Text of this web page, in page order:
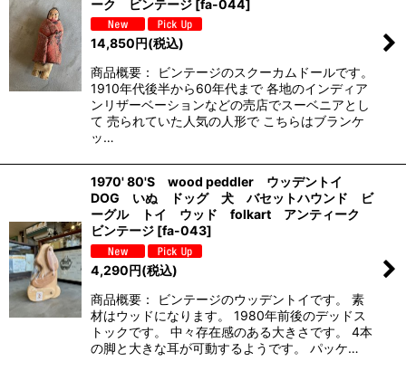
ーク ビンテージ [fa-044]
14,850円(税込)
商品概要： ビンテージのスクーカムドールです。
1910年代後半から60年代まで 各地のインディア
ンリザーベーションなどの売店でスーベニアとし
て 売られていた人気の人形で こちらはブランケ
ッ…
1970' 80'S wood peddler ウッデントイ
DOG いぬ ドッグ 犬 バセットハウンド ビ
ーグル トイ ウッド folkart アンティーク
ビンテージ [fa-043]
4,290円(税込)
商品概要： ビンテージのウッデントイです。 素
材はウッドになります。 1980年前後のデッドス
トックです。 中々存在感のある大きさです。 4本
の脚と大きな耳が可動するようです。 パッケ…